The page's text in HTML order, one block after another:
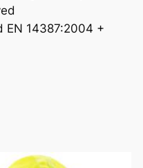
EN 14387:2004 +